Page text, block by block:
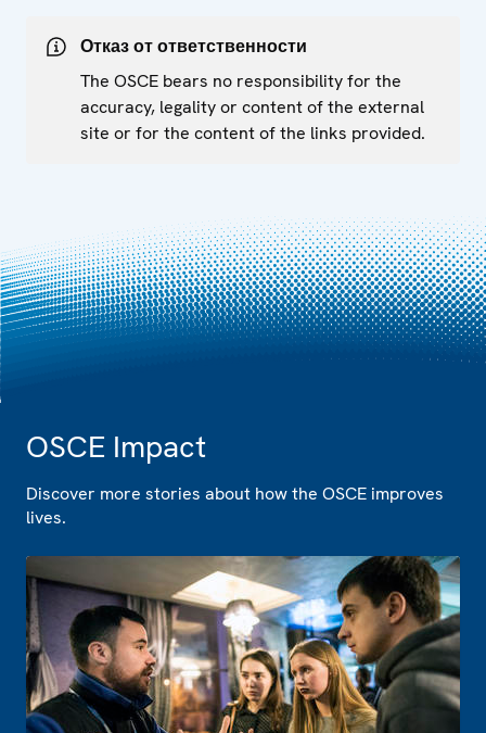
Отказ от ответственности
The OSCE bears no responsibility for the
accuracy, legality or content of the external
site or for the content of the links provided.
OSCE Impact
Discover more stories about how the OSCE improves
lives.